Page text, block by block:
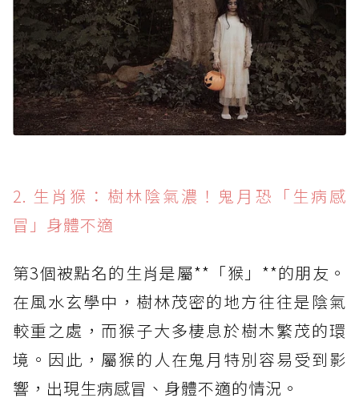
2. 生肖猴：樹林陰氣濃！鬼月恐「生病感
冒」身體不適
第3個被點名的生肖是屬**「猴」**的朋友。
在風水玄學中，樹林茂密的地方往往是陰氣
較重之處，而猴子大多棲息於樹木繁茂的環
境。因此，屬猴的人在鬼月特別容易受到影
響，出現生病感冒、身體不適的情況。